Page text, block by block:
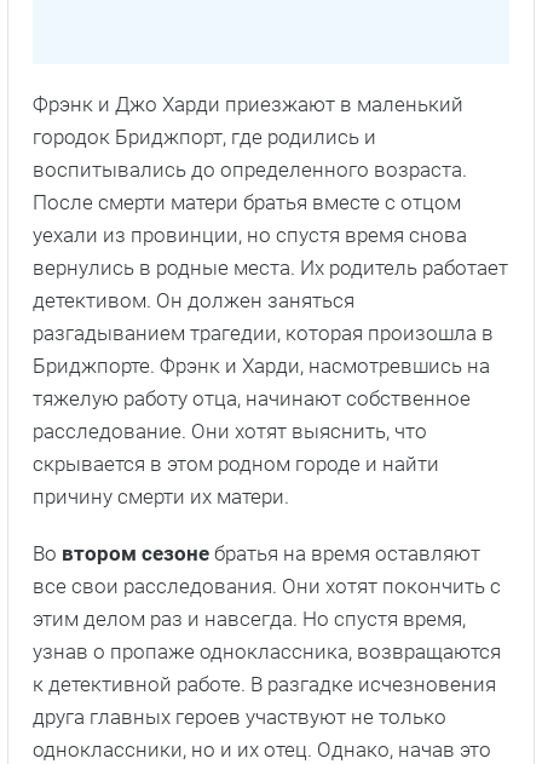
Фрэнк и Джо Харди приезжают в маленький
городок Бриджпорт, где родились и
воспитывались до определенного возраста.
После смерти матери братья вместе с отцом
уехали из провинции, но спустя время снова
вернулись в родные места. Их родитель работает
детективом. Он должен заняться
разгадыванием трагедии, которая произошла в
Бриджпорте. Фрэнк и Харди, насмотревшись на
тяжелую работу отца, начинают собственное
расследование. Они хотят выяснить, что
скрывается в этом родном городе и найти
причину смерти их матери.
Во втором сезоне братья на время оставляют
все свои расследования. Они хотят покончить с
этим делом раз и навсегда. Но спустя время,
узнав о пропаже одноклассника, возвращаются
к детективной работе. В разгадке исчезновения
друга главных героев участвуют не только
одноклассники, но и их отец. Однако, начав это